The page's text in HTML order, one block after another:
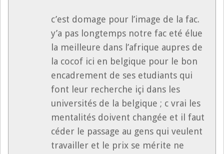
c’est domage pour l’image de la fac.
y’a pas longtemps notre fac eté élue
la meilleure dans l’afrique aupres de
la cocof ici en belgique pour le bon
encadrement de ses etudiants qui
font leur recherche içi dans les
universités de la belgique ; c vrai les
mentalités doivent changée et il faut
céder le passage au gens qui veulent
travailler et le prix se mérite ne